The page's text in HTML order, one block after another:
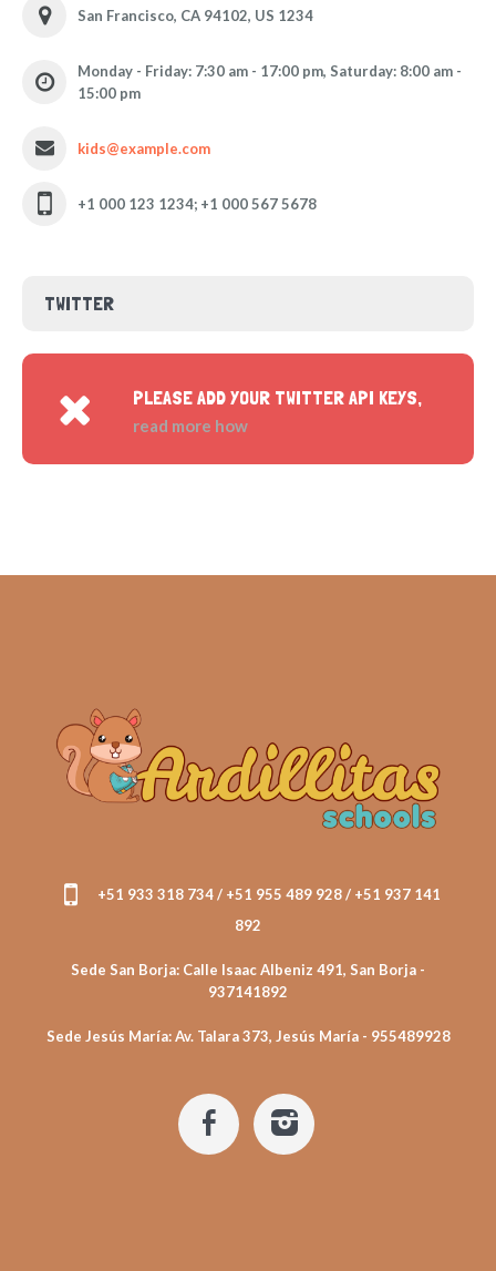
San Francisco, CA 94102, US 1234
Monday - Friday: 7:30 am - 17:00 pm, Saturday: 8:00 am -
15:00 pm
kids@example.com
+1 000 123 1234; +1 000 567 5678
TWITTER
PLEASE ADD YOUR TWITTER API KEYS,
read more how
+51 933 318 734 / +51 955 489 928 / +51 937 141
892
Sede San Borja: Calle Isaac Albeniz 491, San Borja -
937141892
Sede Jesús María: Av. Talara 373, Jesús María - 955489928